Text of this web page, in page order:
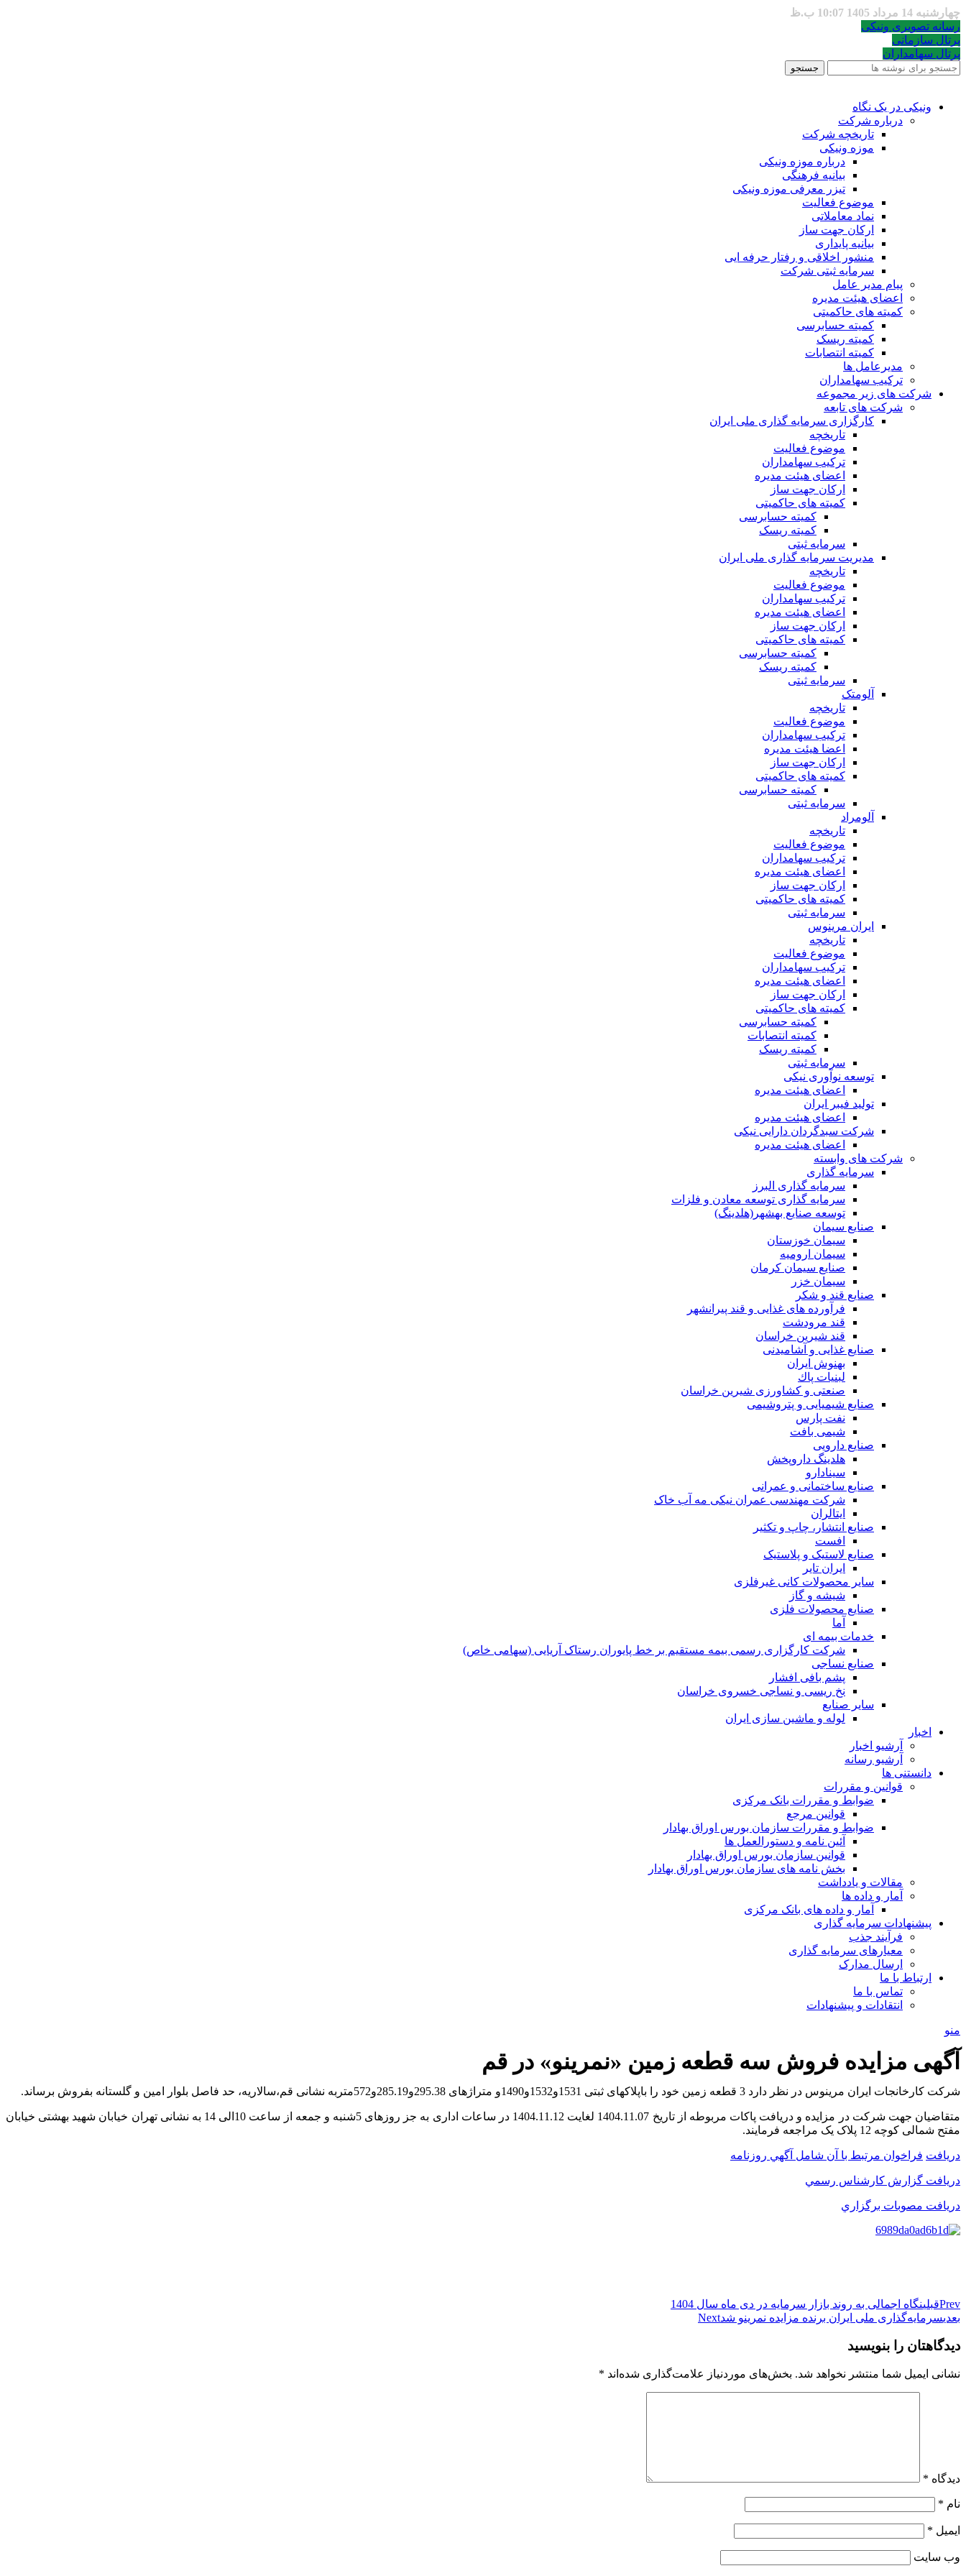
چهارشنبه 14 مرداد 1405 10:07 ب.ظ
رسانه تصویری ونیکی
پرتال سازمانی
پرتال سهامداران
جستجو
ونیکی در یک نگاه
درباره شرکت
تاریخچه شرکت
موزه ونیکی
درباره موزه ونیکی
بیانیه فرهنگی
تیزر معرفی موزه ونیکی
موضوع فعالیت
نماد معاملاتی
ارکان جهت ساز
بیانیه پایداری
منشور اخلاقی و رفتار حرفه ایی
سرمایه ثبتی شرکت
پیام مدیر عامل
اعضای هیئت مدیره
کمیته های حاکمیتی
کمیته حسابرسی
کمیته ریسک
کمیته انتصابات
مدیرعامل ها
ترکیب سهامداران
شرکت های زیر مجموعه
شرکت های تابعه
کارگزاری سرمایه گذاری ملی ایران
تاریخچه
موضوع فعالیت
ترکیب سهامداران
اعضای هیئت مدیره
ارکان جهت ساز
کمیته های حاکمیتی
کمیته حسابرسی
کمیته ریسک
سرمایه ثبتی
مدیریت سرمایه گذاری ملی ایران
تاریخچه
موضوع فعالیت
ترکیب سهامداران
اعضای هیئت مدیره
ارکان جهت ساز
کمیته های حاکمیتی
کمیته حسابرسی
کمیته ریسک
سرمایه ثبتی
آلومتک
تاریخچه
موضوع فعالیت
ترکیب سهامداران
اعضا هیئت مدیره
ارکان جهت ساز
کمیته های حاکمیتی
کمیته حسابرسی
سرمایه ثبتی
آلومراد
تاریخچه
موضوع فعالیت
ترکیب سهامداران
اعضای هیئت مدیره
ارکان جهت ساز
کمیته های حاکمیتی
سرمایه ثبتی
ایران مرینوس
تاریخچه
موضوع فعالیت
ترکیب سهامداران
اعضای هیئت مدیره
ارکان جهت ساز
کمیته های حاکمیتی
کمیته حسابرسی
کمیته انتصابات
کمیته ریسک
سرمایه ثبتی
توسعه نوآوری نیکی
اعضای هیئت مدیره
تولید فیبر ایران
اعضای هیئت مدیره
شرکت سبدگردان دارایی نیکی
اعضای هیئت مدیره
شرکت های وابسته
سرمایه گذاری
سرمایه گذاری البرز
سرمایه گذاری توسعه معادن و فلزات
توسعه‌ صنایع‌ بهشهر(هلدینگ)
صنایع سیمان
سیمان خوزستان
سیمان ارومیه
صنایع سیمان کرمان
سیمان خزر
صنایع قند و شکر
فرآورده های غذایی و قند پیرانشهر
قند مرودشت
قند شیرین خراسان
صنایع غذايی و آشاميدنی
بهنوش ایران
لبنيات پاك
صنعتی و کشاورزی شیرین خراسان
صنایع شیمیایی و پتروشیمی
نفت پارس
شیمی بافت
صنایع دارویی
هلدینگ داروپخش
سینادارو
صنایع ساختمانی و عمرانی
شرکت مهندسی عمران نیکی مه آب خاک
ایتالران
صنایع انتشار، چاپ و تکثير
افست
صنایع لاستیک و پلاستیک
ایران تایر
ساير محصولات كانی غيرفلزی
شیشه و گاز
صنایع محصولات فلزی
آما
خدمات بیمه ای
شرکت کارگزاری رسمی بیمه مستقیم بر خط پایوران رستاک آریایی (سهامی خاص)
صنایع نساجی
پشم بافی افشار
نخ ریسی و نساجی خسروی خراسان
سایر صنایع
لوله و ماشین سازی ایران
اخبار
آرشیو اخبار
آرشیو رسانه
دانستنی ها
قوانین و مقررات
ضوابط و مقررات بانک مرکزی
قوانين مرجع
ضوابط و مقررات سازمان بورس اوراق بهادار
آئین نامه و دستورالعمل ها
قوانین سازمان بورس اوراق بهادار
بخش نامه های سازمان بورس اوراق بهادار
مقالات و یادداشت
آمار و داده ها
آمار و داده های بانک مرکزی
پیشنهادات سرمایه گذاری
فرآیند جذب
معیارهای سرمایه گذاری
ارسال مدارک
ارتباط با ما
تماس با ما
انتقادات و پیشنهادات
منو
آگهی مزایده فروش سه قطعه زمین «نمرینو» در قم
شرکت کارخانجات ایران مرینوس در نظر دارد 3 قطعه زمین خود را باپلاکهای ثبتی 1531و1532و1490و متراژهای 295.38و285.19و572متربه نشانی قم،سالاریه، حد فاصل بلوار امین و گلستانه بفروش برساند.
متقاضیان جهت شرکت در مزایده و دریافت پاکات مربوطه از تاریخ 1404.11.07 لغایت 1404.11.12 در ساعات اداری به جز روزهای 5شنبه و جمعه از ساعت 10الی 14 به نشانی تهران خیابان شهید بهشتی خیابان
مفتح شمالی کوچه 12 پلاک یک مراجعه فرمایند.
دریافت فراخوان مرتبط با آن شامل آگهي روزنامه
دریافت گزارش کارشناس رسمي
دریافت مصوبات برگزاري
Prevقبلینگاه اجمالی به روند بازار سرمایه در دی ماه سال 1404
بعدیسرمایه‌گذاری ملی ایران برنده مزایده نمرینو شدNext
دیدگاهتان را بنویسید
نشانی ایمیل شما منتشر نخواهد شد. بخش‌های موردنیاز علامت‌گذاری شده‌اند *
دیدگاه *
نام *
ایمیل *
وب‌ سایت